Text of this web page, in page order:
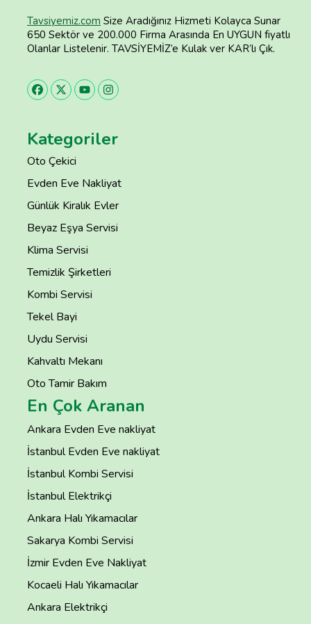
Tavsiyemiz.com Size Aradığınız Hizmeti Kolayca Sunar
650 Sektör ve 200.000 Firma Arasında En UYGUN fiyatlı
Olanlar Listelenir. TAVSİYEMİZ’e Kulak ver KAR’lı Çık.
Kategoriler
Oto Çekici
Evden Eve Nakliyat
Günlük Kiralık Evler
Beyaz Eşya Servisi
Klima Servisi
Temizlik Şirketleri
Kombi Servisi
Tekel Bayi
Uydu Servisi
Kahvaltı Mekanı
Oto Tamir Bakım
En Çok Aranan
Ankara Evden Eve nakliyat
İstanbul Evden Eve nakliyat
İstanbul Kombi Servisi
İstanbul Elektrikçi
Ankara Halı Yıkamacılar
Sakarya Kombi Servisi
İzmir Evden Eve Nakliyat
Kocaeli Halı Yıkamacılar
Ankara Elektrikçi